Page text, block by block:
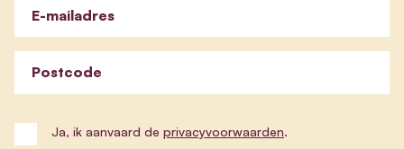
E-mailadres
Postcode
Ja, ik aanvaard de privacyvoorwaarden.